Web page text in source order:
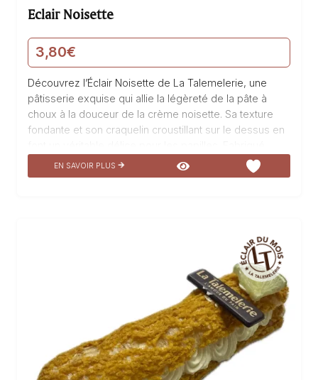
Eclair Noisette
3,80€
Découvrez l’Éclair Noisette de La Talemelerie, une
pâtisserie exquise qui allie la légèreté de la pâte à
choux à la douceur de la crème noisette. Sa texture
fondante et son craquelin croustillant sur le dessus en
avec soin et passion, cet éclair ravira les amateurs de
saveurs gourmandes. Laissez-vous emporter par une
EN SAVOIR PLUS